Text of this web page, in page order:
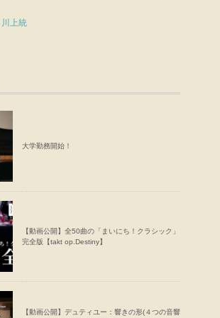
川上統
大学勤務開始！
【動画公開】全50曲の「まいにち！クラシック」
完全版【takt op.Destiny】
【動画公開】デュティユー：響きの形(４つの音響